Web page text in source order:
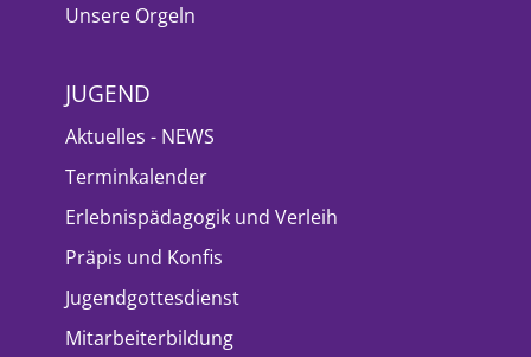
Unsere Orgeln
JUGEND
Aktuelles - NEWS
Terminkalender
Erlebnispädagogik und Verleih
Präpis und Konfis
Jugendgottesdienst
Mitarbeiterbildung